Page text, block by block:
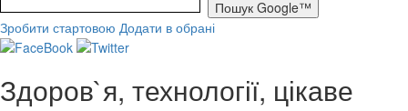
Зробити стартовою Додати в обрані
Здоров`я, технології, цікаве